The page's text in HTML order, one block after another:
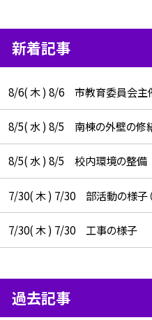
新着記事
8/6( 木 ) 8/6 市教育委員会主
8/5( 水 ) 8/5 南棟の外壁の修
8/5( 水 ) 8/5 校内環境の整備
7/30( 木 ) 7/30 部活動の様子（
7/30( 木 ) 7/30 工事の様子
過去記事